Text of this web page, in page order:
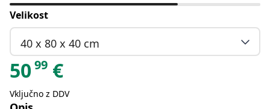
Velikost
40 x 80 x 40 cm
5099 €
Vključno z DDV